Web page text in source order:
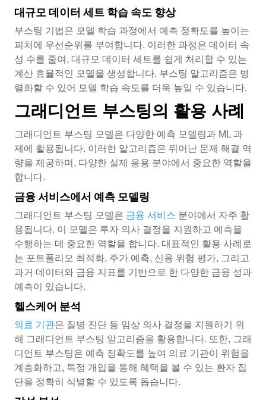
대규모 데이터 세트 학습 속도 향상
부스팅 기법은 모델 학습 과정에서 예측 정확도를 높이는
피처에 우선순위를 부여합니다. 이러한 과정은 데이터 속
성 수를 줄여, 대규모 데이터 세트를 쉽게 처리할 수 있는
계산 효율적인 모델을 생성합니다. 부스팅 알고리즘은 병
렬화할 수 있어 모델 학습 속도를 더욱 높일 수 있습니다.
그래디언트 부스팅의 활용 사례
그래디언트 부스팅 모델은 다양한 예측 모델링과 ML 과
제에 활용됩니다. 이러한 알고리즘은 뛰어난 문제 해결 역
량을 제공하며, 다양한 실제 응용 분야에서 중요한 역할을
합니다.
금융 서비스에서 예측 모델링
그래디언트 부스팅 모델은 금융 서비스 분야에서 자주 활
용됩니다. 이 모델은 투자 의사 결정을 지원하고 예측을
수행하는 데 중요한 역할을 합니다. 대표적인 활용 사례로
는 포트폴리오 최적화, 주가 예측, 신용 위험 평가, 그리고
과거 데이터와 금융 지표를 기반으로 한 다양한 금융 성과
예측이 있습니다.
헬스케어 분석
의료 기관은 질병 진단 등 임상 의사 결정을 지원하기 위
해 그래디언트 부스팅 알고리즘을 활용합니다. 또한, 그래
디언트 부스팅은 예측 정확도를 높여 의료 기관이 위험을
계층화하고, 특정 개입을 통해 혜택을 볼 수 있는 환자 집
단을 정확히 식별할 수 있도록 돕습니다.